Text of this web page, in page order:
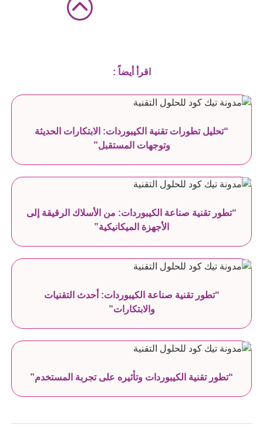
اقرأ أيضاً :
“تحليل تطورات تقنية الكيبوردات: الابتكارات الحديثة
وتوجهات المستقبل”
“تطور تقنية صناعة الكيبوردات: من الأسلاك الرقيقة إلى
الأجهزة الميكانيكية”
“تطور تقنية صناعة الكيبوردات: أحدث التقنيات
والابتكارات”
“تطور تقنية الكيبوردات وتأثيره على تجربة المستخدم”